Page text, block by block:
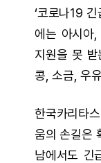
‘코로나19
에는 아시아
지원을 못
콩, 소금, 우
한국카리타
움의 손길은
남에서도 긴